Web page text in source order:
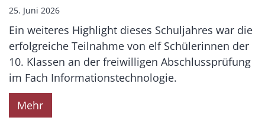
25. Juni 2026
Ein weiteres Highlight dieses Schuljahres war die
erfolgreiche Teilnahme von elf Schülerinnen der
10. Klassen an der freiwilligen Abschlussprüfung
im Fach Informationstechnologie.
Mehr